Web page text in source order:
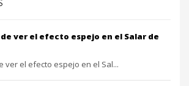
ver el efecto espejo en el Salar de
ver el efecto espejo en el Sal...